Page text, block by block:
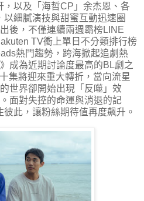
，以及「海哲CP」余杰恩、各
細膩演技與甜蜜互動迅速圈
後，不僅連續兩週霸榜LINE
TV衝上單日不分類排行榜
熱門趨勢，跨海掀起追劇熱
成為近期討論度最高的BL劇之
集將迎來重大轉折，當向流星
世界卻開始出現「反噬」效
面對失控的命運與消退的記
此，讓粉絲期待值再度飆升。